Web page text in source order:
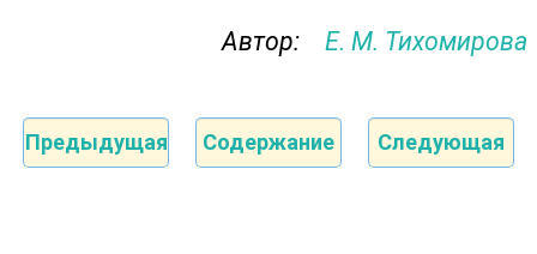
Автор: Е. М. Тихомирова
Предыдущая Содержание Следующая